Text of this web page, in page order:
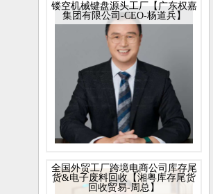
镂空机械键盘源头工厂【广东权嘉
集团有限公司-CEO-杨道兵】
全国外贸工厂跨境电商公司库存尾
货&电子废料回收【湘粤库存尾货
回收贸易-周总】